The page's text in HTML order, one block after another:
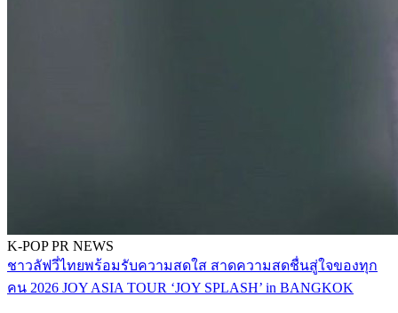
K-POPPR NEWS
ชาวลัฟวี่ไทยพร้อมรับความสดใส สาดความสดชื่นสู่ใจของทุก
คน 2026 JOY ASIA TOUR ‘JOY SPLASH’ in BANGKOK